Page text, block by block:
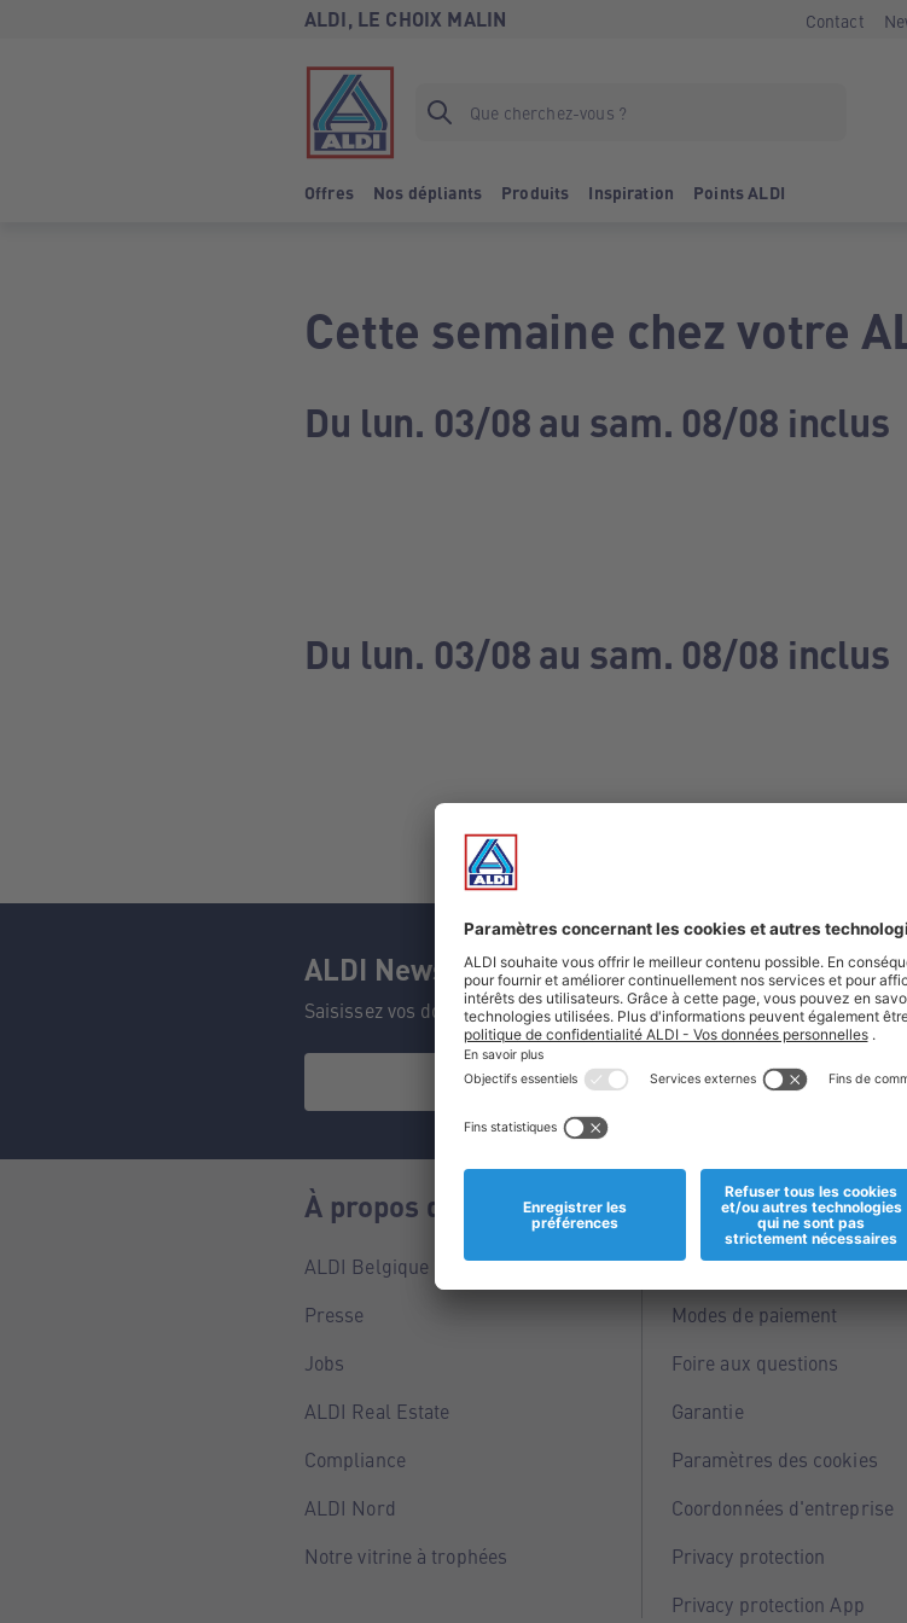
ALDI, LE CHOIX MALIN Contact
Offres Nos dépliants Produits Inspiration Points ALDI
Cette semaine chez votre
Du lun. 03/08 au sam. 08/08 inclus
Du lun. 03/08 au sam. 08/08 inclus
ALDI Newsletter
Saisissez vos données et ne manquez aucune de nos offres.
À propos de nous
ALDI Belgique
Presse
Jobs
ALDI Real Estate
Compliance
ALDI Nord
Notre vitrine à trophées
Informations
Magasins
Modes de paiement
Foire aux questions
Garantie
Paramètres des cookies
Coordonnées d'entreprise
Privacy protection
Privacy protection App